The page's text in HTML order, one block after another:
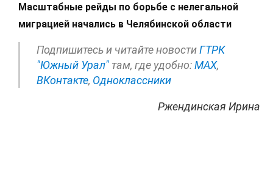
Масштабные рейды по борьбе с нелегальной
миграцией начались в Челябинской области
Подпишитесь и читайте новостиГТРК
"Южный Урал" там, где удобно:МАХ,
ВКонтакте, Одноклассники
Ржендинская Ирина